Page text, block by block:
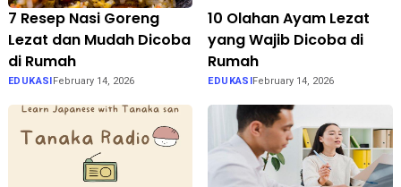
7 Resep Nasi Goreng
Lezat dan Mudah Dicoba
di Rumah
EDUKASI February 14, 2026
10 Olahan Ayam Lezat
yang Wajib Dicoba di
Rumah
EDUKASI February 14, 2026